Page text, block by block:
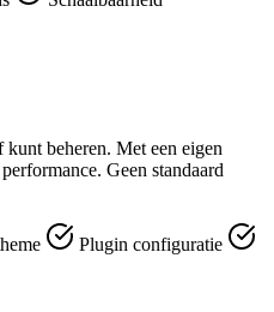
beheren. Met een eigen
Geen standaard
Plugin configuratie